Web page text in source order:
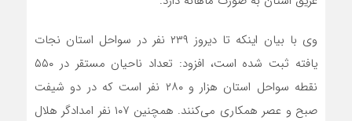
وی با بیان اینکه تا دیروز ۲۳۹ نفر در سواحل استان نجات
یافته ثبت شده است، افزود: تعداد ناحیان مستقر در ۵۵۰
نقطه سواحل استان هزار و ۲۸۰ نفر است که در دو شیفت
صبح و عصر همکاری می‌کنند. همچنین ۱۰۷ نفر امدادگر هلال